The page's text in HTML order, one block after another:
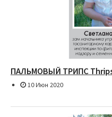
ПАЛЬМОВЫЙ ТРИПС
10 Июн 2020